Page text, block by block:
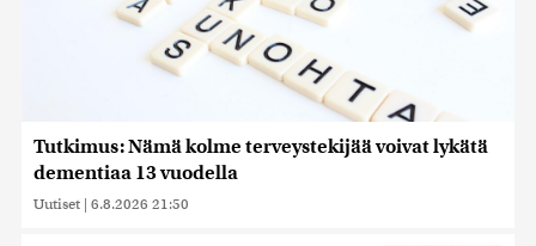
Tutkimus: Nämä kolme terveystekijää voivat lykätä
dementiaa 13 vuodella
Uutiset | 6.8.2026 21:50